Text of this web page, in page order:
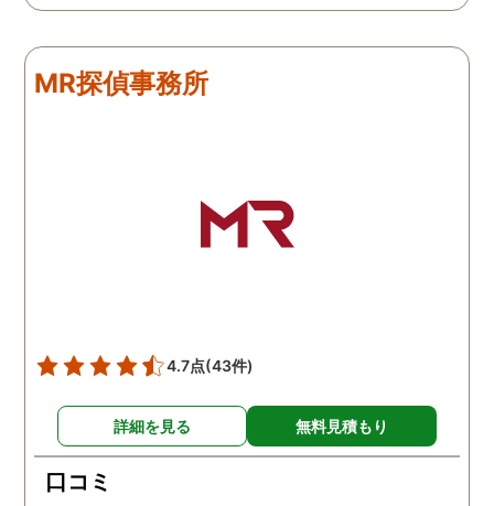
でしっかり撮ってくれたん
拠で旦那と今後の話しが早
く進みそうです。また結果
かり注意してくださる方で
した。本当に感謝してま
す。また分からない事があ
がとうございました！！
れますね。 問題がない
MR探偵事務所
4.7点(43件)
詳細を見る 無料見積もり
口コミ